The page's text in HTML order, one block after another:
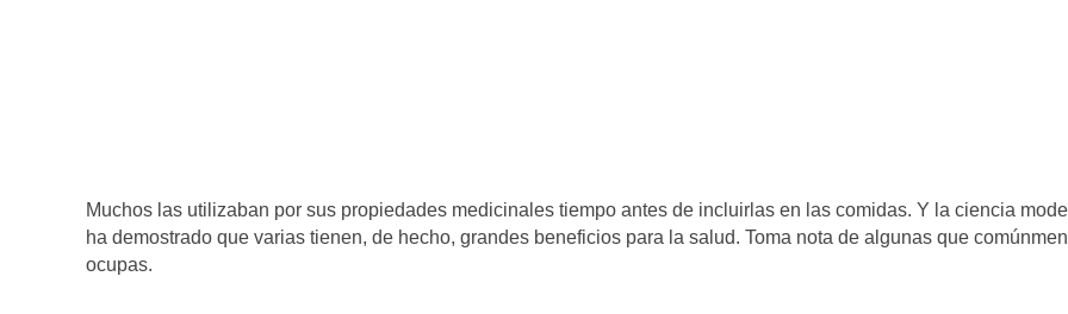
Muchos las utilizaban por sus propiedades medicinales tiempo antes de incluirlas en las comidas. Y la ciencia
ha demostrado que varias tienen, de hecho, grandes beneficios para la salud. Toma nota de algunas que
ocupas.